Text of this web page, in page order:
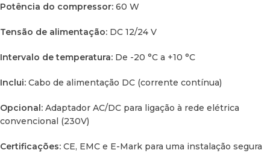
(campervans), camiões, autocarros, veículos de expedição
condições variáveis.
Potência do compressor: 60 W
Tensão de alimentação: DC 12/24 V
Intervalo de temperatura: De -20 °C a +10 °C
Inclui: Cabo de alimentação DC (corrente contínua)
Opcional: Adaptador AC/DC para ligação à rede elétrica
convencional (230V)
Certificações: CE, EMC e E-Mark para uma instalação segura